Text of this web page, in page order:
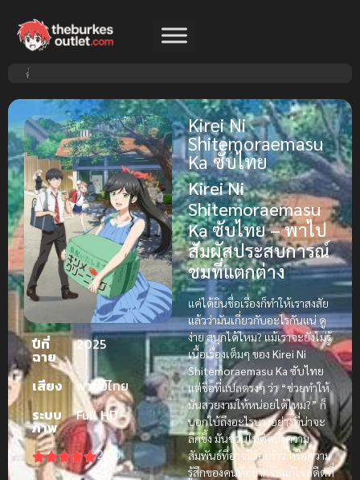
ปีที่
ฉาย
2025
เสียง
พากย์ไทย
ระบบ
ภาพ
Full HD
25.0
Kirei Ni
Shitemoraemasu
Ka ซับไทย
Kirei Ni
Shitemoraemasu
Ka ซับไทย – พาไป
สัมผัสประสบการณ์
ชมที่แตกต่าง
แค่ได้ยินชื่อเรื่องก็ทำให้เราสงสัย
แล้วว่ามันเกี่ยวกับอะไรกันแน่ ดู
ง่าย สนุกได้ไหม? แม้เราจะยังไม่รู้
เนื้อเรื่องเต็มๆ ของ Kirei Ni
Shitemoraemasu Ka ซับไทย
แต่ชื่อที่แปลตรงๆ ว่า “ช่วยทำให้
มันสวยงามให้หน่อยได้ไหม?” ก็
บอกใบ้ถึงอะไรบางอย่างที่น่าจะ
ลึกซึ้ง มันชวนให้คิดถึงความ
สัมพันธ์ที่อาจมีรอยร้าว หรือความ
รู้สึกของคนที่อยากจะแก้ไขอดีตที่